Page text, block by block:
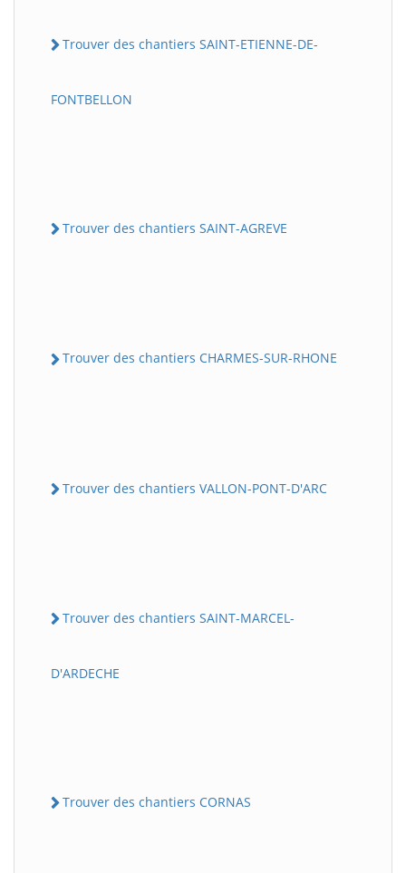
Trouver des chantiers SAINT-ETIENNE-DE-
FONTBELLON
Trouver des chantiers SAINT-AGREVE
Trouver des chantiers CHARMES-SUR-RHONE
Trouver des chantiers VALLON-PONT-D'ARC
Trouver des chantiers SAINT-MARCEL-
D'ARDECHE
Trouver des chantiers CORNAS